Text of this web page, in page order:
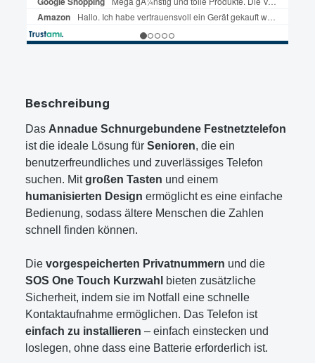
Beschreibung
Das Annadue Schnurgebundene Festnetztelefon
ist die ideale Lösung für Senioren, die ein
benutzerfreundliches und zuverlässiges Telefon
suchen. Mitgroßen Tasten und einem
humanisierten Design ermöglicht es eine einfache
Bedienung, sodass ältere Menschen die Zahlen
schnell finden können.
Die vorgespeicherten Privatnummern und die
SOS One Touch Kurzwahl
bieten zusätzliche
Sicherheit, indem sie im Notfall eine schnelle
Kontaktaufnahme ermöglichen. Das Telefon ist
einfach zu installieren – einfach einstecken und
loslegen, ohne dass eine Batterie erforderlich ist.